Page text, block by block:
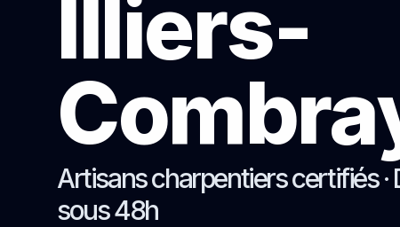
Illiers-
Artisans charpentiers certifiés ·
sous 48h